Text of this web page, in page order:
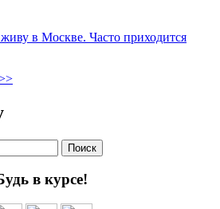
в Москве. Часто приходится
в курсе!